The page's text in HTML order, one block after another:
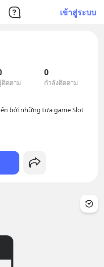
เข้าสู่ระบบ
ติดตาม
0
กำลังติดตาม
bởi những tựa game Slot